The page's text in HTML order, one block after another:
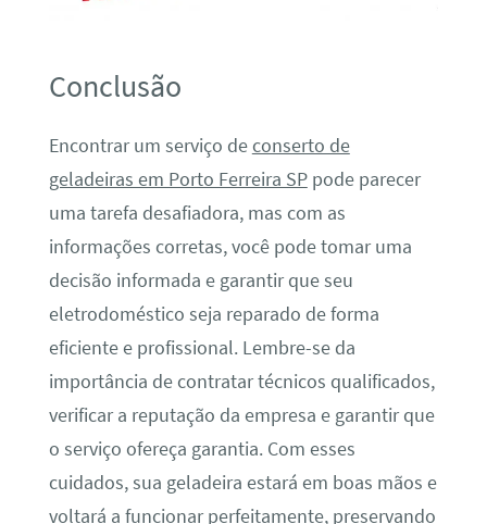
Conclusão
Encontrar um serviço deconserto de
geladeiras em Porto Ferreira SPpode parecer
uma tarefa desafiadora, mas com as
informações corretas, você pode tomar uma
decisão informada e garantir que seu
eletrodoméstico seja reparado de forma
eficiente e profissional. Lembre-se da
importância de contratar técnicos qualificados,
verificar a reputação da empresa e garantir que
o serviço ofereça garantia. Com esses
cuidados, sua geladeira estará em boas mãos e
voltará a funcionar perfeitamente, preservando